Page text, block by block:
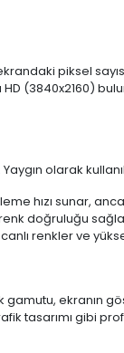
piksel
HD
olarak
hızı sunar,
doğruluğu
renkler ve
ekranın
tasarımı gibi